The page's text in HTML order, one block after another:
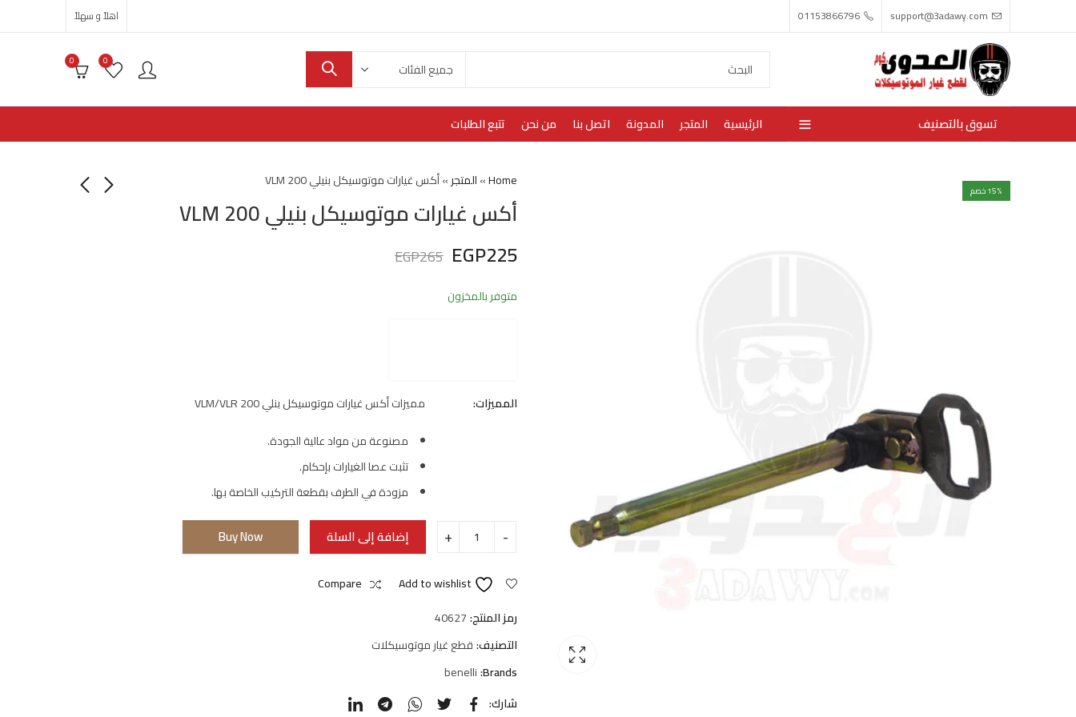
support@3adawy.com
01153866796 اهلاً و سهلاً
0
0
تسوق بالتصنيف الرئيسية المتجر المدونة اتصل بنا من نحن تتبع الطلبات
15% خصم
Home
»المتجر»أكس غيارات موتوسيكل بنيلي VLM 200
أكس غيارات موتوسيكل بنيلي VLM 200
EGP225
EGP265
متوفر بالمخزون
المميزات:
مميزات أكس غيارات موتوسيكل بنلي VLM/VLR 200
مصنوعة من مواد عالية الجودة.
تثبت عصا الغيارات بإحكام.
مزودة في الطرف بقطعة التركيب الخاصة بها.
إضافة إلى السلة Buy Now
Add to wishlist
Compare
رمز المنتج:40627
التصنيف:قطع غيار موتوسيكلات
Brands:
benelli
شارك: